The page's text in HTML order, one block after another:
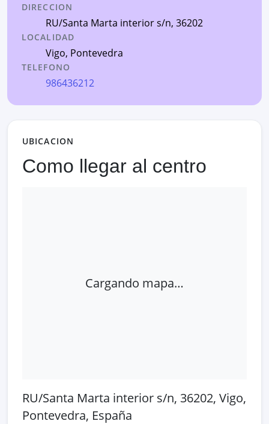
DIRECCION
RU/Santa Marta interior s/n, 36202
LOCALIDAD
Vigo, Pontevedra
TELEFONO
986436212
UBICACION
Como llegar al centro
Cargando mapa…
RU/Santa Marta interior s/n, 36202, Vigo,
Pontevedra, España